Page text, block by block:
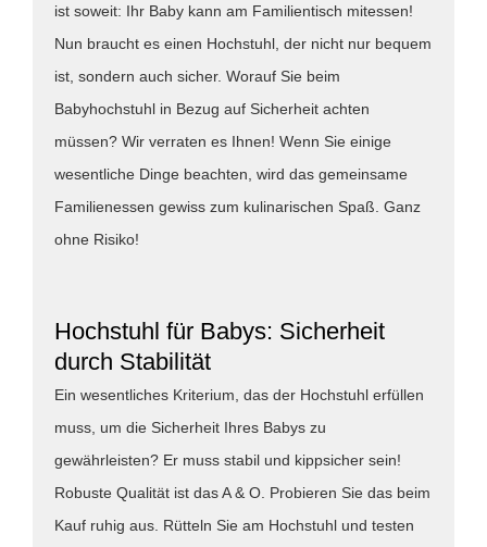
ist soweit: Ihr Baby kann am Familientisch mitessen!
Nun braucht es einen Hochstuhl, der nicht nur bequem
ist, sondern auch sicher. Worauf Sie beim
Babyhochstuhl in Bezug auf Sicherheit achten
müssen? Wir verraten es Ihnen! Wenn Sie einige
wesentliche Dinge beachten, wird das gemeinsame
Familienessen gewiss zum kulinarischen Spaß. Ganz
ohne Risiko!
Hochstuhl für Babys: Sicherheit
durch Stabilität
Ein wesentliches Kriterium, das der Hochstuhl erfüllen
muss, um die Sicherheit Ihres Babys zu
gewährleisten? Er muss stabil und kippsicher sein!
Robuste Qualität ist das A & O. Probieren Sie das beim
Kauf ruhig aus. Rütteln Sie am Hochstuhl und testen